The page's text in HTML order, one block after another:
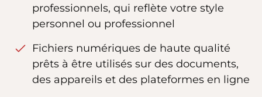
professionnels, qui reflète votre style
personnel ou professionnel
Fichiers numériques de haute qualité
prêts à être utilisés sur des documents,
des appareils et des plateformes en ligne